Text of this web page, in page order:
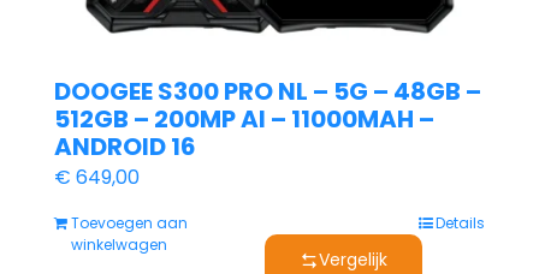
DOOGEE S300 PRO NL – 5G – 48GB –
512GB – 200MP AI – 11000MAH –
ANDROID 16
€ 649,00
Toevoegen aan
winkelwagen
Details
Vergelijk